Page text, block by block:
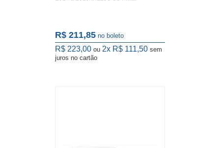
R$ 211,85 no boleto
R$ 223,00 ou 2x R$ 111,50 sem
juros no cartão